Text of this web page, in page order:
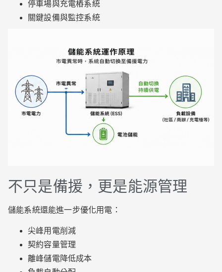
停車場與充電樁系統
關鍵設備與監控系統
不只是備援，更是能源管理
儲能系統還能進一步優化用電：
尖峰用電削減
契約容量管理
離峰儲電降低成本